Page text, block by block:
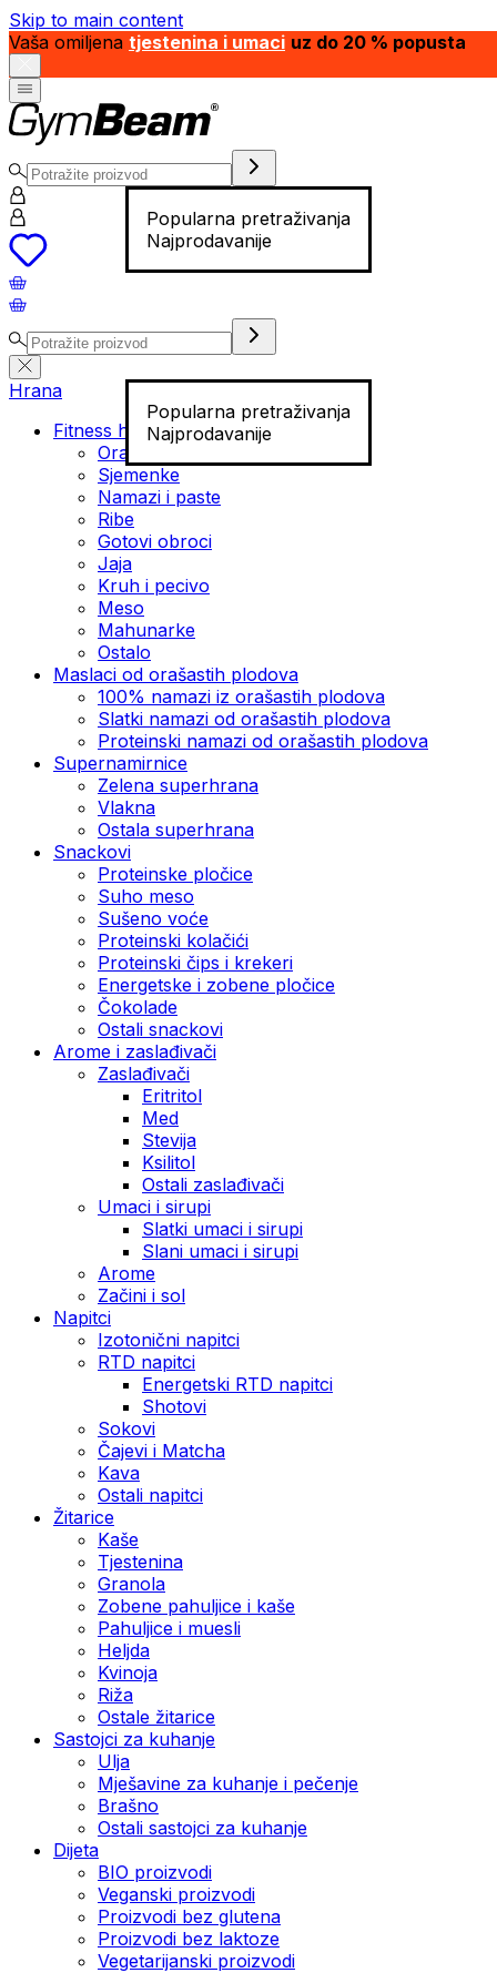
Skip to main content
Vaša omiljena tjestenina i umaci uz do 20 % popusta
Popularna pretraživanja
Najprodavanije
Popularna pretraživanja
Najprodavanije
Hrana
Fitness hrana
Orašasti plodovi
Sjemenke
Namazi i paste
Ribe
Gotovi obroci
Jaja
Kruh i pecivo
Meso
Mahunarke
Ostalo
Maslaci od orašastih plodova
100% namazi iz orašastih plodova
Slatki namazi od orašastih plodova
Proteinski namazi od orašastih plodova
Supernamirnice
Zelena superhrana
Vlakna
Ostala superhrana
Snackovi
Proteinske pločice
Suho meso
Sušeno voće
Proteinski kolačići
Proteinski čips i krekeri
Energetske i zobene pločice
Čokolade
Ostali snackovi
Arome i zaslađivači
Zaslađivači
Eritritol
Med
Stevija
Ksilitol
Ostali zaslađivači
Umaci i sirupi
Slatki umaci i sirupi
Slani umaci i sirupi
Arome
Začini i sol
Napitci
Izotonični napitci
RTD napitci
Energetski RTD napitci
Shotovi
Sokovi
Čajevi i Matcha
Kava
Ostali napitci
Žitarice
Kaše
Tjestenina
Granola
Zobene pahuljice i kaše
Pahuljice i muesli
Heljda
Kvinoja
Riža
Ostale žitarice
Sastojci za kuhanje
Ulja
Mješavine za kuhanje i pečenje
Brašno
Ostali sastojci za kuhanje
Dijeta
BIO proizvodi
Veganski proizvodi
Proizvodi bez glutena
Proizvodi bez laktoze
Vegetarijanski proizvodi